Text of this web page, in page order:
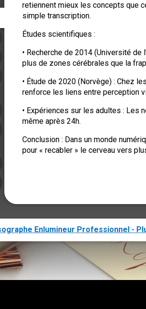
retiennent mieux les concepts que
simple transcription.
Études scientifiques :
• Recherche de 2014 (Université de
plus de zones cérébrales que la
• Étude de 2020 (Norvège) : Chez
renforce les liens entre perception
• Expériences sur les adultes : Les
même après 24h.
Conclusion : Dans un monde
pour « recabler » le cerveau vers
Enlumineur Professionnel -